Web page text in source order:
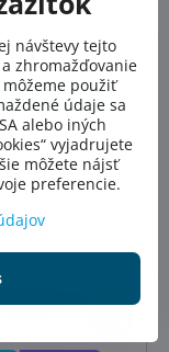
(2 ks)
19,99 €
košíka
návštevy tejto
zhromažďovanie
použiť
údaje sa
alebo iných
vyjadrujete
môžete nájsť
preferencie.